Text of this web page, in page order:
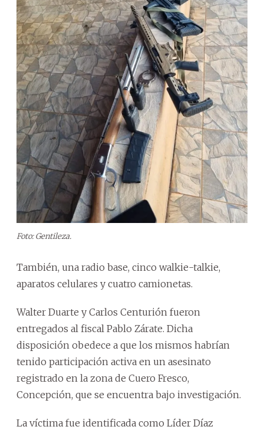
Foto: Gentileza.
También, una radio base, cinco walkie-talkie,
aparatos celulares y cuatro camionetas.
Walter Duarte y Carlos Centurión fueron
entregados al fiscal Pablo Zárate. Dicha
disposición obedece a que los mismos habrían
tenido participación activa en un asesinato
registrado en la zona de Cuero Fresco,
Concepción, que se encuentra bajo investigación.
La víctima fue identificada como Líder Díaz